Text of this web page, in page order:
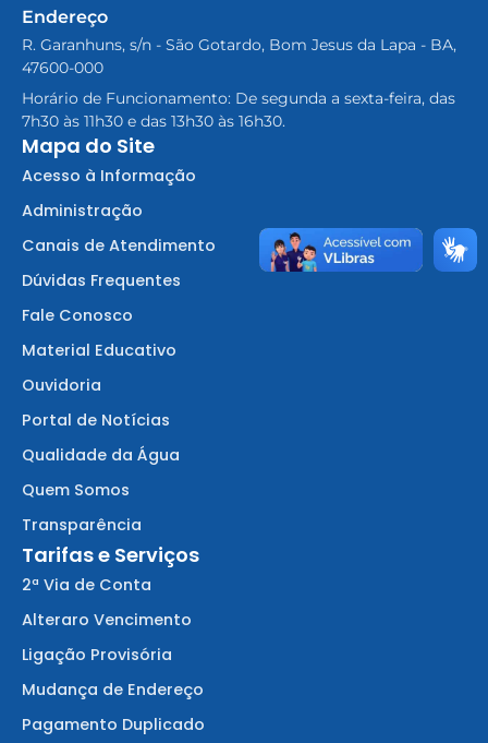
Endereço
R. Garanhuns, s/n - São Gotardo, Bom Jesus da Lapa - BA,
47600-000
Horário de Funcionamento: De segunda a sexta-feira, das
7h30 às 11h30 e das 13h30 às 16h30.
Mapa do Site
Acesso à Informação
Administração
Canais de Atendimento
Dúvidas Frequentes
Fale Conosco
Material Educativo
Ouvidoria
Portal de Notícias
Qualidade da Água
Quem Somos
Transparência
Tarifas e Serviços
2ª Via de Conta
Alteraro Vencimento
Ligação Provisória
Mudança de Endereço
Pagamento Duplicado